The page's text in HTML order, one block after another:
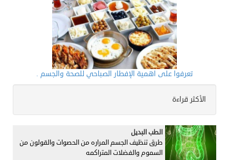
تعرفوا على اهمية الإفطار الصباحي للصحة والجسم .
الأكثر قراءة
الطب البديل
طرق تنظيف الجسم المراره من الحصوات والقولون من
السموم والفضلات المتراكمه